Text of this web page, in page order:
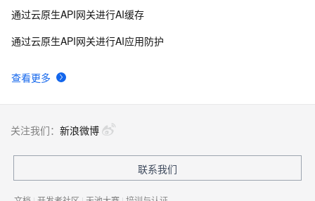
查看更多
通过云原生API网关进行AI缓存
通过云原生API网关进行AI应用防护
关注我们： 新浪微博
联系我们